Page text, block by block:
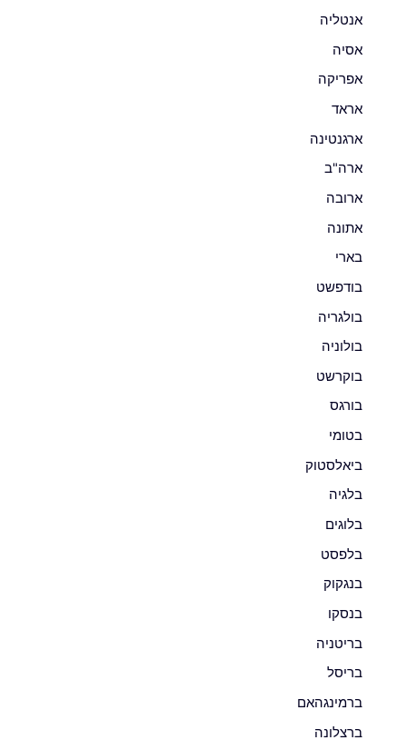
אנטליה
אסיה
אפריקה
אראד
ארגנטינה
ארה"ב
ארובה
אתונה
בארי
בודפשט
בולגריה
בולוניה
בוקרשט
בורגס
בטומי
ביאלסטוק
בלגיה
בלוגים
בלפסט
בנגקוק
בנסקו
בריטניה
בריסל
ברמינגהאם
ברצלונה